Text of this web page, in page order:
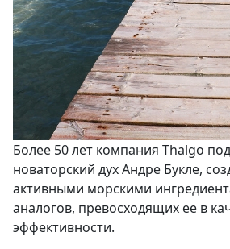
Более 50 лет компания Thalgo
новаторский дух Андре Букле,
активными морскими
аналогов, превосходящих ее в
эффективности.